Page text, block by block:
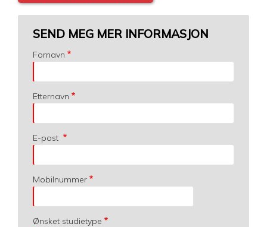
SEND MEG MER INFORMASJON
Fornavn
Etternavn
E-post
Mobilnummer
Ønsket studietype